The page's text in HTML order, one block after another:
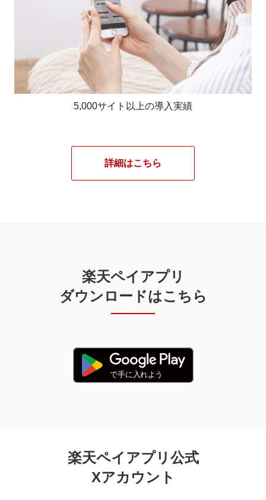
5,000サイト以上の導入実績
詳細はこちら
楽天ペイアプリ
ダウンロードはこちら
楽天ペイアプリ公式
Xアカウント